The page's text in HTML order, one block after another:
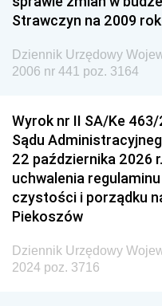
Dziennik Urzędowy
Dziennik Urzędowy
Strawczyn na 2009 rok
Dziennik Urzędowy
2006 nr 441 poz. 3164
Wyrok nr II SA/Ke
Sądu
22 października 2026
uchwalenia
czystości i porządku
Piekoszów
Dziennik Urzędowy
2024 poz. 3716